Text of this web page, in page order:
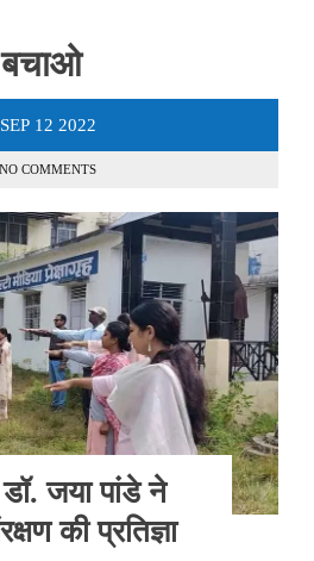
बचाओ
SEP 12 2022
NO COMMENTS
जया पांडे ने
की प्रतिज्ञा